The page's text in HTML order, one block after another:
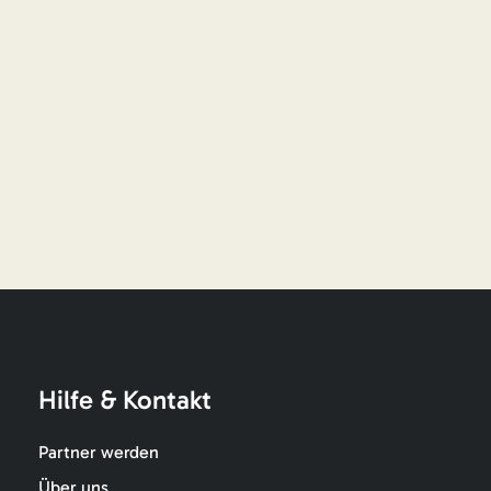
Hilfe & Kontakt
Partner werden